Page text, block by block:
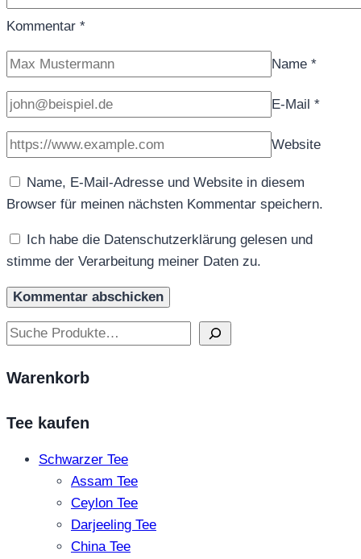
Kommentar *
Name *
E-Mail *
Website
Name, E-Mail-Adresse und Website in diesem
Browser für meinen nächsten Kommentar speichern.
Ich habe die Datenschutzerklärung gelesen und
stimme der Verarbeitung meiner Daten zu.
Suchen
Warenkorb
Tee kaufen
Schwarzer Tee
Assam Tee
Ceylon Tee
Darjeeling Tee
China Tee